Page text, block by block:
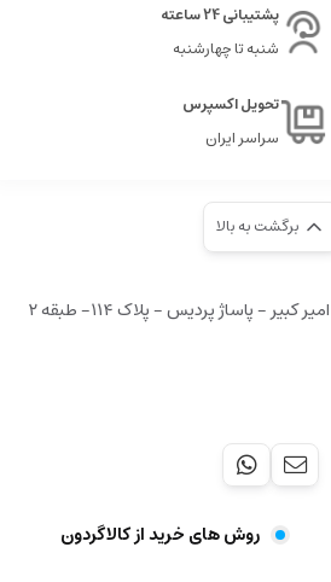
پشتیبانی 24 ساعته
شنبه تا چهارشنبه
تحویل اکسپرس
سراسر ایران
برگشت به بالا
سه راه امین حضور - خیابان امیر کبیر - پاساژ پردیس - پلاک ۱۱۴- طبقه ۲
روش های خرید از کالاگردون